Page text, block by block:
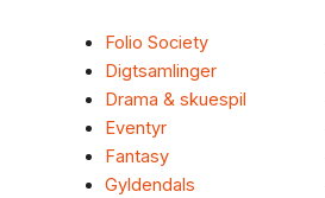
Folio Society
Digtsamlinger
Drama & skuespil
Eventyr
Fantasy
Gyldendals